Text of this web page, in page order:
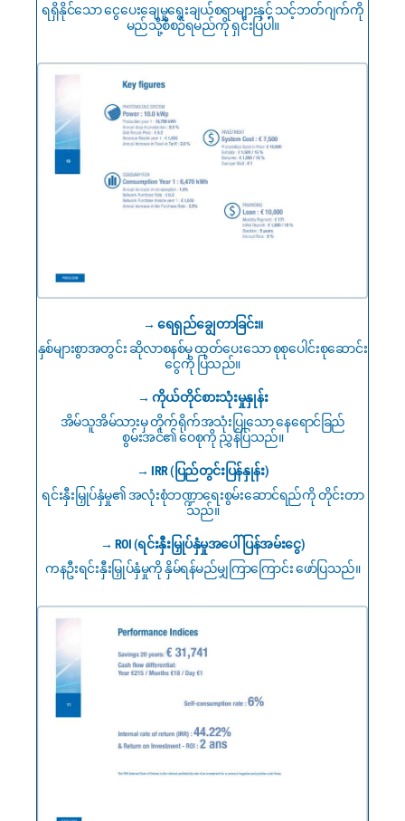
ရရှိနိုင်သော ငွေပေးချေမှုရွေးချယ်စရာများနှင့် သင့်ဘတ်ဂျက်ကို
မည်သို့စီစဉ်ရမည်ကို ရှင်းပြပါ။
→ ရေရှည်ချွေတာခြင်း။
နှစ်များစွာအတွင်း ဆိုလာစနစ်မှ ထုတ်ပေးသော စုစုပေါင်းစုဆောင်း
ငွေကို ပြသည်။
→ ကိုယ်တိုင်စားသုံးမှုနှုန်း
အိမ်သူအိမ်သားမှ တိုက်ရိုက်အသုံးပြုသော နေရောင်ခြည်
စွမ်းအင်၏ ဝေစုကို ညွှန်ပြသည်။
→ IRR (ပြည်တွင်းပြန်နှုန်း)
ရင်းနှီးမြှုပ်နှံမှု၏ အလုံးစုံဘဏ္ဍာရေးစွမ်းဆောင်ရည်ကို တိုင်းတာ
သည်။
→ ROI (ရင်းနှီးမြှုပ်နှံမှုအပေါ် ပြန်အမ်းငွေ)
ကနဦးရင်းနှီးမြှုပ်နှံမှုကို နှိမ်ရန်မည်မျှကြာကြောင်း ဖော်ပြသည်။